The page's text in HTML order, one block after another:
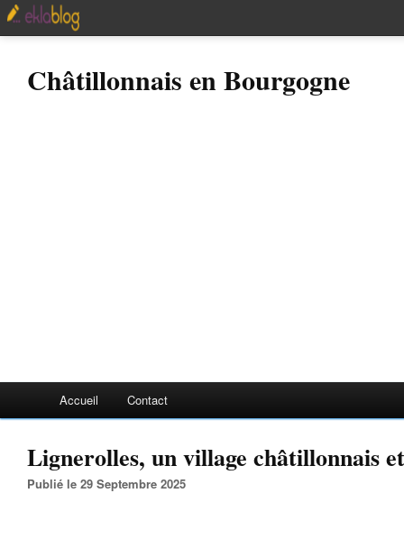
Châtillonnais en Bourgogne
Accueil Contact
Lignerolles, un village châtillonnais
Publié le 29 Septembre 2025